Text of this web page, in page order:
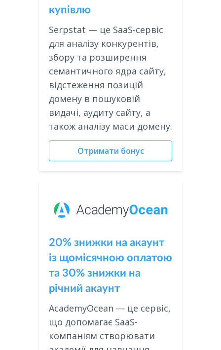
купівлю
Serpstat — це SaaS-сервіс
для аналізу конкурентів,
збору та розширення
семантичного ядра сайту,
відстеження позицій
домену в пошуковій
видачі, аудиту сайту, а
також аналізу маси домену.
Отримати бонус
20% знижки на акаунт
із щомісячною оплатою
та 30% знижки на
річний акаунт
AcademyOcean — це сервіс,
що допомагає SaaS-
компаніям створювати